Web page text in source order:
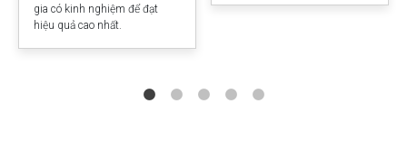
gia có kinh nghiệm để đạt
hiệu quả cao nhất.